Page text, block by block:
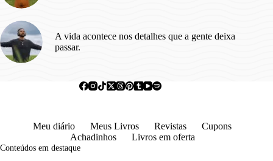
A vida acontece nos detalhes que a gente deixa
passar.
Meu diário Meus Livros Revistas
Cupons
Achadinhos
Livros em oferta
Conteúdos em destaque